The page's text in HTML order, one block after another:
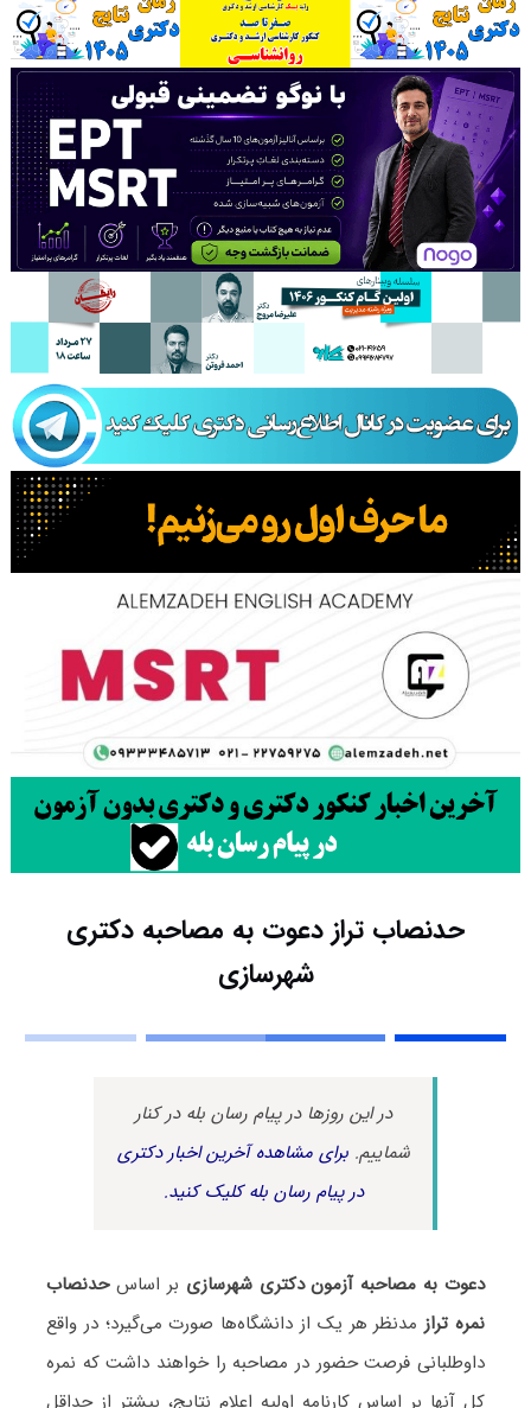
حدنصاب تراز دعوت به مصاحبه دکتری
شهرسازی
در این روزها در پیام رسان بله در کنار
شماییم.برای مشاهده آخرین اخبار دکتری
در پیام رسان بله کلیک کنید.
دعوت به مصاحبه آزمون دکتری شهرسازی بر اساسحدنصاب
نمره ترازمدنظر هر یک از دانشگاه‌ها صورت می‌گیرد؛ در واقع
داوطلبانی فرصت حضور در مصاحبه را خواهند داشت که نمره
کل آنها بر اساس کارنامه اولیه اعلام نتایج، بیشتر از حداقل